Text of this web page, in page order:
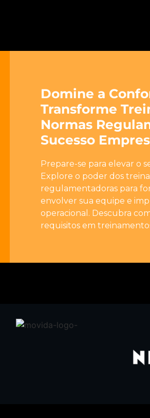
Domine a
Transforme
Normas
Sucesso
Prepare-se para elevar o
Explore o poder dos
regulamentadoras para
envolver sua equipe e
operacional. Descubra
requisitos em